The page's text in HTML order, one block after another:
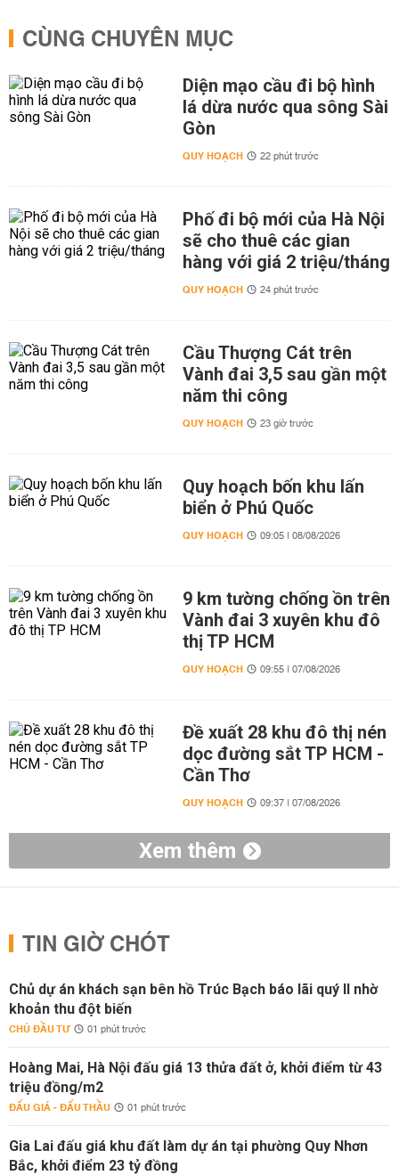
CÙNG CHUYÊN MỤC
Diện mạo cầu đi bộ hình
lá dừa nước qua sông Sài
Gòn
QUY HOẠCH 22 phút trước
Phố đi bộ mới của Hà Nội
sẽ cho thuê các gian
hàng với giá 2 triệu/tháng
QUY HOẠCH 24 phút trước
Cầu Thượng Cát trên
Vành đai 3,5 sau gần một
năm thi công
QUY HOẠCH 23 giờ trước
Quy hoạch bốn khu lấn
biển ở Phú Quốc
QUY HOẠCH 09:05 | 08/08/2026
9 km tường chống ồn trên
Vành đai 3 xuyên khu đô
thị TP HCM
QUY HOẠCH 09:55 | 07/08/2026
Đề xuất 28 khu đô thị nén
dọc đường sắt TP HCM -
Cần Thơ
QUY HOẠCH 09:37 | 07/08/2026
Xem thêm
TIN GIỜ CHÓT
Chủ dự án khách sạn bên hồ Trúc Bạch báo lãi quý II nhờ
khoản thu đột biến
CHỦ ĐẦU TƯ 01 phút trước
Hoàng Mai, Hà Nội đấu giá 13 thửa đất ở, khởi điểm từ 43
triệu đồng/m2
ĐẤU GIÁ - ĐẤU THẦU 01 phút trước
Gia Lai đấu giá khu đất làm dự án tại phường Quy Nhơn
Bắc, khởi điểm 23 tỷ đồng